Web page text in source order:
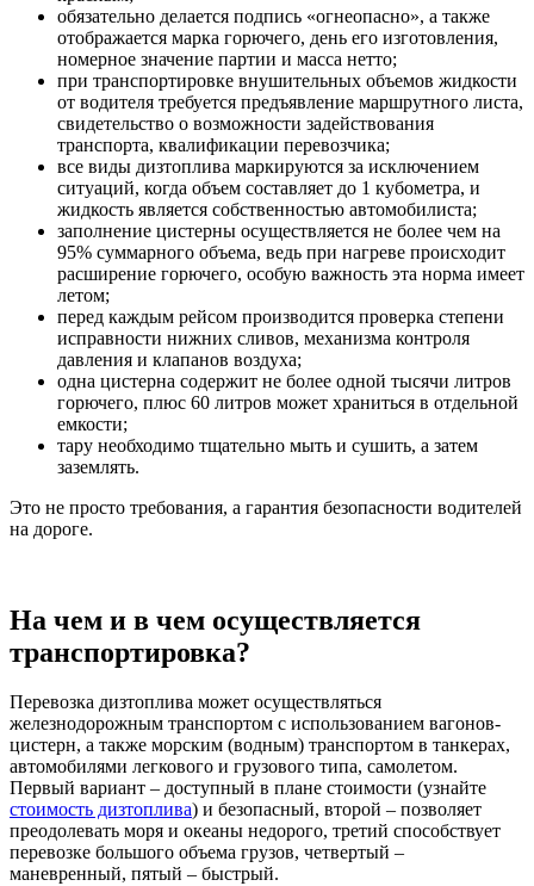
обязательно делается подпись «огнеопасно», а также
отображается марка горючего, день его изготовления,
номерное значение партии и масса нетто;
при транспортировке внушительных объемов жидкости
от водителя требуется предъявление маршрутного листа,
свидетельство о возможности задействования
транспорта, квалификации перевозчика;
все виды дизтоплива маркируются за исключением
ситуаций, когда объем составляет до 1 кубометра, и
жидкость является собственностью автомобилиста;
заполнение цистерны осуществляется не более чем на
95% суммарного объема, ведь при нагреве происходит
расширение горючего, особую важность эта норма имеет
летом;
перед каждым рейсом производится проверка степени
исправности нижних сливов, механизма контроля
давления и клапанов воздуха;
одна цистерна содержит не более одной тысячи литров
горючего, плюс 60 литров может храниться в отдельной
емкости;
тару необходимо тщательно мыть и сушить, а затем
заземлять.
Это не просто требования, а гарантия безопасности водителей
на дороге.
На чем и в чем осуществляется
транспортировка?
Перевозка дизтоплива может осуществляться
железнодорожным транспортом с использованием вагонов-
цистерн, а также морским (водным) транспортом в танкерах,
автомобилями легкового и грузового типа, самолетом.
Первый вариант – доступный в плане стоимости (узнайте
стоимость дизтоплива) и безопасный, второй – позволяет
преодолевать моря и океаны недорого, третий способствует
перевозке большого объема грузов, четвертый –
маневренный, пятый – быстрый.